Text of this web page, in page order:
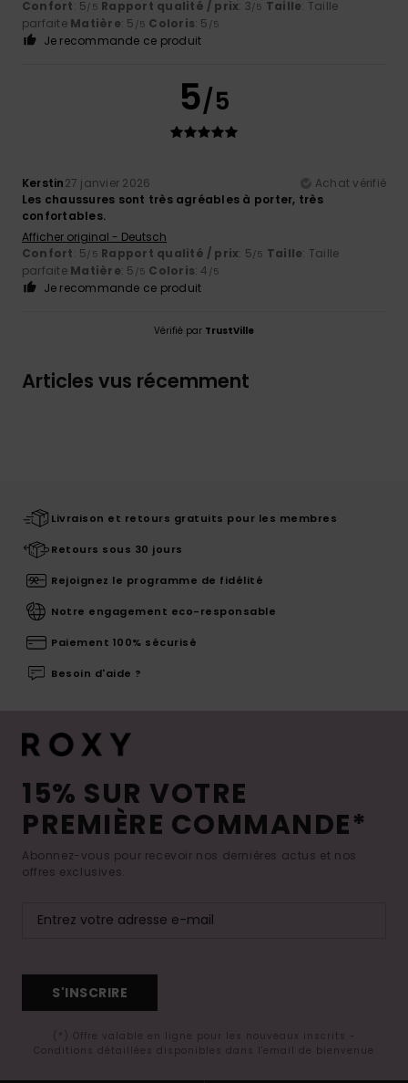
Confort: 5/5 Rapport qualité / prix: 3/5 Taille: Taille
parfaite Matière: 5 /5 Coloris: 5 /5
Je recommande ce produit
5/5
Kerstin27 janvier 2026
Achat vérifié
Les chaussures sont très agréables à porter, très
confortables.
Afficher original - Deutsch
Confort: 5/5 Rapport qualité / prix: 5/5 Taille: Taille
parfaite Matière: 5 /5 Coloris: 4 /5
Je recommande ce produit
Vérifié par TrustVille
Articles vus récemment
Livraison et retours gratuits pour les membres
Retours sous 30 jours
Rejoignez le programme de fidélité
Notre engagement eco-responsable
Paiement 100% sécurisé
Besoin d'aide ?
15% SUR VOTRE
PREMIÈRE COMMANDE*
Abonnez-vous pour recevoir nos dernières actus et nos
offres exclusives.
S'INSCRIRE
(*) Offre valable en ligne pour les nouveaux inscrits -
Conditions détaillées disponibles dans l'email de bienvenue